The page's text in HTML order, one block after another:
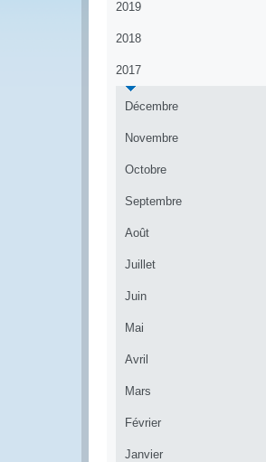
2019
2018
2017
Décembre
Novembre
Octobre
Septembre
Août
Juillet
Juin
Mai
Avril
Mars
Février
Janvier